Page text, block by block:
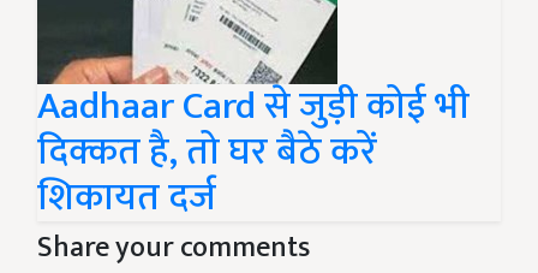
Aadhaar Card से जुड़ी कोई भी
दिक्कत है, तो घर बैठे करें
शिकायत दर्ज
Share your comments